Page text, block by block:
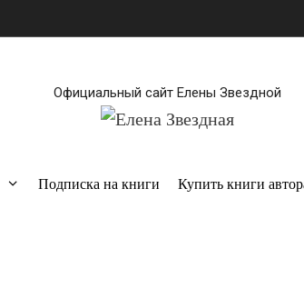
Официальный сайт Елены Звездной
Подписка на книги Купить книги